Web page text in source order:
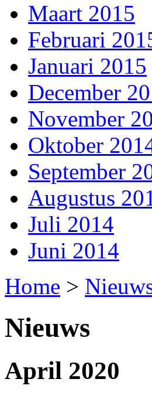
Maart 2015
Februari
Januari 2015
December
November
Oktober
September
Augustus
Juli 2014
Juni 2014
Home >
Nieuws
April 2020